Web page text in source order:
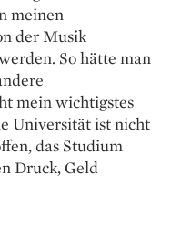
meinen
der Musik
So hätte man
mein wichtigstes
Universität ist nicht
das Studium
Druck, Geld